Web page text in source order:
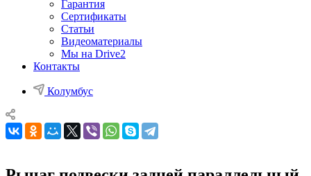
Гарантия
Сертификаты
Статьи
Видеоматериалы
Мы на Drive2
Контакты
Колумбус